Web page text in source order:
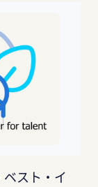
スト・イ